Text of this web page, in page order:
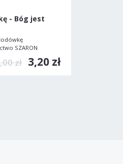
- Bóg jest
SZARON
zł 3,20 zł